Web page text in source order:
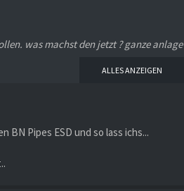
was machst den jetzt ? ganze
ALLES ANZEIGEN
BN Pipes ESD und so lass ichs...